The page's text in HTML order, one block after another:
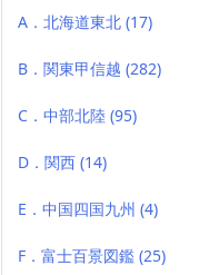
A．北海道東北 (17)
B．関東甲信越 (282)
C．中部北陸 (95)
D．関西 (14)
E．中国四国九州 (4)
F．富士百景図鑑 (25)